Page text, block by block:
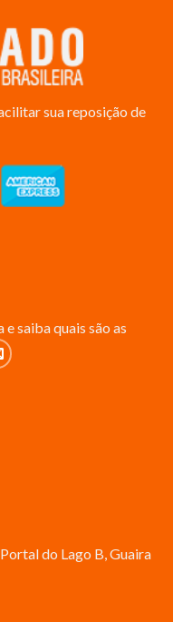
sua reposição de
saiba quais são as
do Lago B, Guaira